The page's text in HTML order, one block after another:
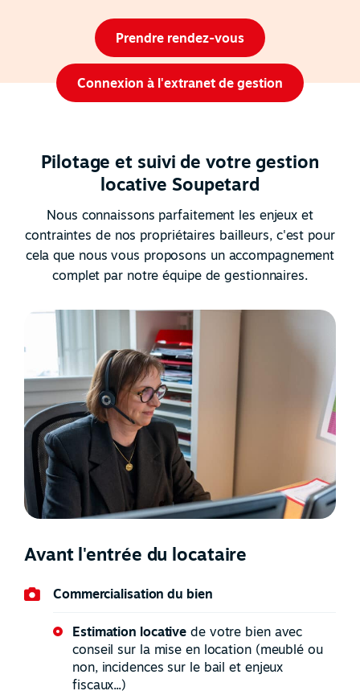
Prendre rendez-vous
Connexion à l'extranet de gestion
Pilotage et suivi de votre gestion
locative Soupetard
Nous connaissons parfaitement les enjeux et
contraintes de nos propriétaires bailleurs, c'est pour
cela que nous vous proposons un accompagnement
complet par notre équipe de gestionnaires.
Avant l'entrée du locataire
Commercialisation du bien
Estimation locative de votre bien avec
conseil sur la mise en location (meublé ou
non, incidences sur le bail et enjeux
fiscaux...)